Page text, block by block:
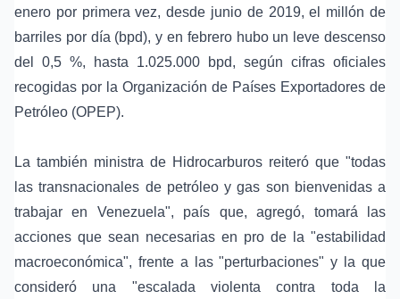
enero por primera vez, desde junio de 2019, el millón de
barriles por día (bpd), y en febrero hubo un leve descenso
del 0,5 %, hasta 1.025.000 bpd, según cifras oficiales
recogidas por la Organización de Países Exportadores de
Petróleo (OPEP).
La también ministra de Hidrocarburos reiteró que "todas
las transnacionales de petróleo y gas son bienvenidas a
trabajar en Venezuela", país que, agregó, tomará las
acciones que sean necesarias en pro de la "estabilidad
macroeconómica", frente a las "perturbaciones" y la que
consideró una "escalada violenta contra toda la